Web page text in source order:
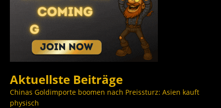
Aktuellste Beiträge
Chinas Goldimporte boomen nach Preissturz: Asien kauft
physisch